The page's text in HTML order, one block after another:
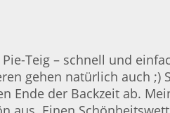
Teig – schnell und
gehen natürlich auch ;)
der Backzeit ab.